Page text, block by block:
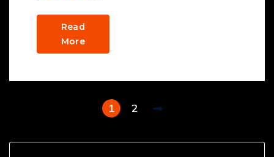
Read
More
1 2